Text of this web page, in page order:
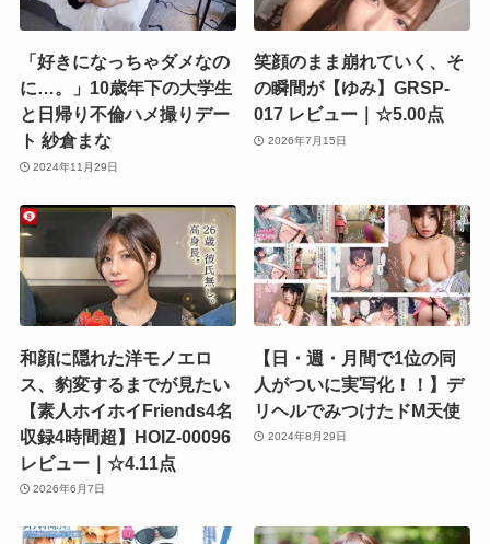
「好きになっちゃダメなの
に…。」10歳年下の大学生
と日帰り不倫ハメ撮りデー
ト 紗倉まな
2024年11月29日
笑顔のまま崩れていく、そ
の瞬間が【ゆみ】GRSP-
017 レビュー｜☆5.00点
2026年7月15日
和顔に隠れた洋モノエロ
ス、豹変するまでが見たい
【素人ホイホイFriends4名
収録4時間超】HOIZ-00096
レビュー｜☆4.11点
2026年6月7日
【日・週・月間で1位の同
人がついに実写化！！】デ
リヘルでみつけたドM天使
2024年8月29日